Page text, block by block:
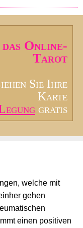
Online-
Tarot
Sie Ihre
Karte
gratis
welche mit
gehen
einen positiven